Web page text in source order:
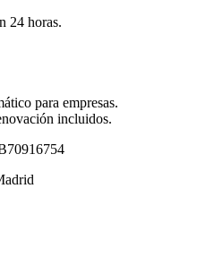
24 horas.
para empresas.
incluidos.